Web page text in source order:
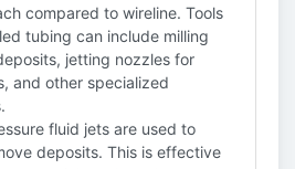
compared to wireline. Tools
tubing can include milling
jetting nozzles for
and other specialized
fluid jets are used to
deposits. This is effective